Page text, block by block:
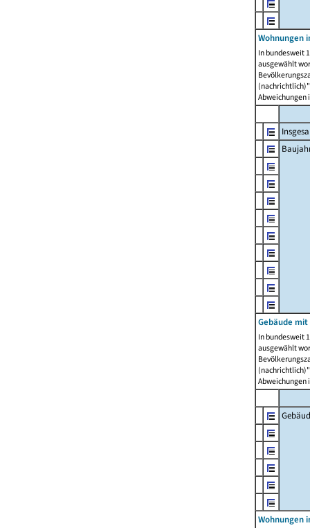
Wohnungen
In bundesweit
ausgewählt
Abweichungen
Gebäude mit
In bundesweit
ausgewählt
Abweichungen
Wohnungen